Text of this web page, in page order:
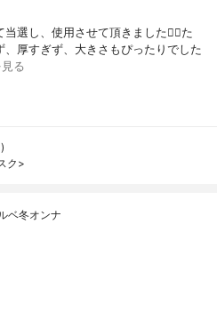
選し、使用させて頂きました🙇‍♀️た
厚すぎず、大きさもぴったりでした
る
ク>
ベ冬オンナ